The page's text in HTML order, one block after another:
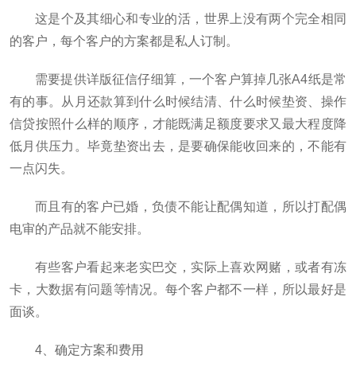
这是个及其细心和专业的活，世界上没有两个完全相同
的客户，每个客户的方案都是私人订制。
需要提供详版征信仔细算，一个客户算掉几张A4纸是常
有的事。从月还款算到什么时候结清、什么时候垫资、操作
信贷按照什么样的顺序，才能既满足额度要求又最大程度降
低月供压力。毕竟垫资出去，是要确保能收回来的，不能有
一点闪失。
而且有的客户已婚，负债不能让配偶知道，所以打配偶
电审的产品就不能安排。
有些客户看起来老实巴交，实际上喜欢网赌，或者有冻
卡，大数据有问题等情况。每个客户都不一样，所以最好是
面谈。
4、确定方案和费用